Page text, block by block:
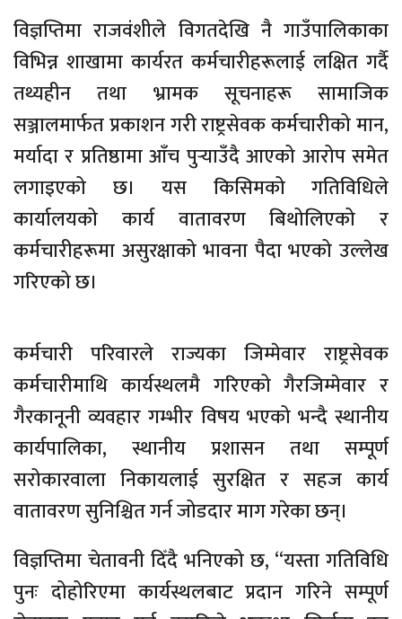
विज्ञप्तिमा राजवंशीले विगतदेखि नै गाउँपालिकाका
विभिन्न शाखामा कार्यरत कर्मचारीहरूलाई लक्षित गर्दै
तथ्यहीन तथा भ्रामक सूचनाहरू सामाजिक
सञ्जालमार्फत प्रकाशन गरी राष्ट्रसेवक कर्मचारीको मान,
मर्यादा र प्रतिष्ठामा आँच पुर्‍याउँदै आएको आरोप समेत
लगाइएको छ। यस किसिमको गतिविधिले
कार्यालयको कार्य वातावरण बिथोलिएको र
कर्मचारीहरूमा असुरक्षाको भावना पैदा भएको उल्लेख
गरिएको छ।
कर्मचारी परिवारले राज्यका जिम्मेवार राष्ट्रसेवक
कर्मचारीमाथि कार्यस्थलमै गरिएको गैरजिम्मेवार र
गैरकानूनी व्यवहार गम्भीर विषय भएको भन्दै स्थानीय
कार्यपालिका, स्थानीय प्रशासन तथा सम्पूर्ण
सरोकारवाला निकायलाई सुरक्षित र सहज कार्य
वातावरण सुनिश्चित गर्न जोडदार माग गरेका छन्।
विज्ञप्तिमा चेतावनी दिँदै भनिएको छ, “यस्ता गतिविधि
पुनः दोहोरिएमा कार्यस्थलबाट प्रदान गरिने सम्पूर्ण